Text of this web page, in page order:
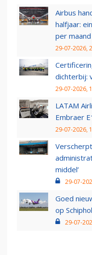
Airbus
halfjaar:
per maand
29-07-2026,
dichterbij:
29-07-2026,
LATAM
Embraer
29-07-2026,
middel’
29-07-
Goed
op
29-07-